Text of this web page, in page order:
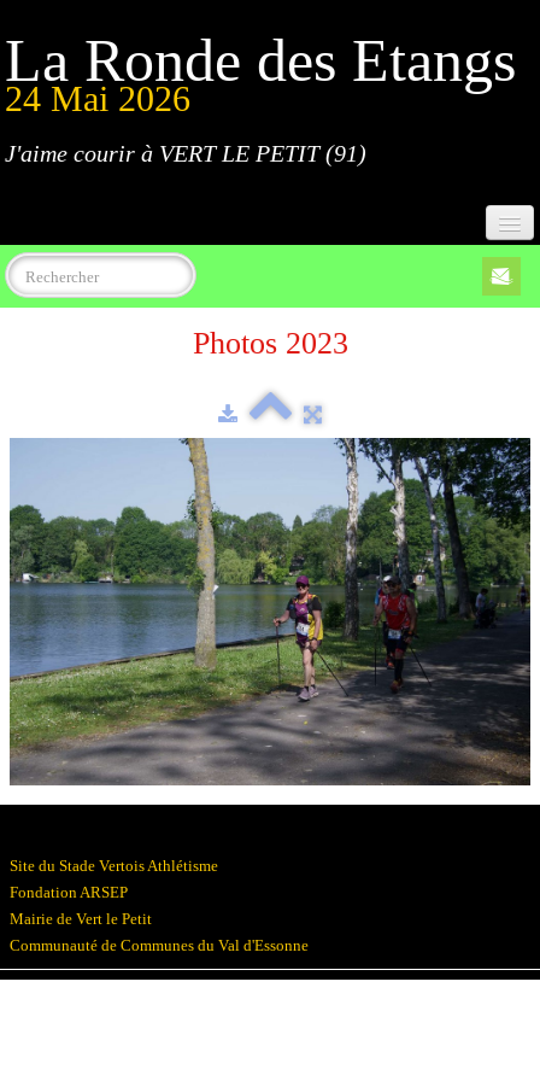
La Ronde des Etangs
24 Mai 2026
J'aime courir à VERT LE PETIT (91)
Accueil
Parcours
Résultats
Devenez bénévoles
Partenaires
Photos▼
Photos 2023
Site du Stade Vertois Athlétisme
Fondation ARSEP
Mairie de Vert le Petit
Communauté de Communes du Val d'Essonne